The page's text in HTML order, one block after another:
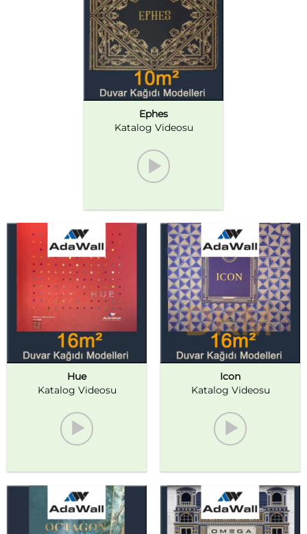
Ephes
Katalog Videosu
Hue
Katalog Videosu
Icon
Katalog Videosu